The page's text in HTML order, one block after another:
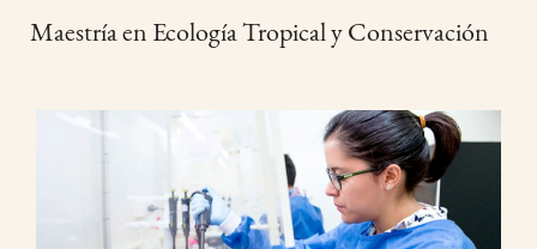
Maestría en Ecología Tropical y Conservación